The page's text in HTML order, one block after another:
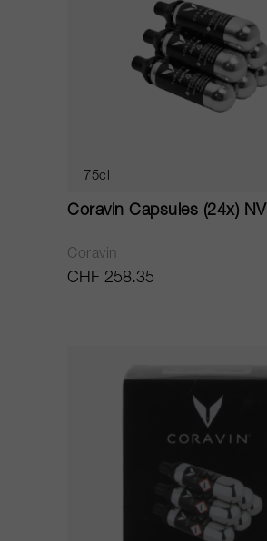
75cl
Coravin Capsules (24x) NV
Coravin
CHF 258.35